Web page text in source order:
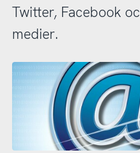
Twitter, Facebook
medier.